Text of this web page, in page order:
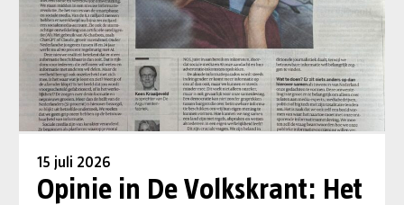
15 juli 2026
Opinie in De Volkskrant: Het